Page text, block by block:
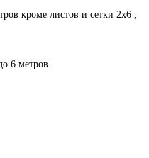
кроме листов и сетки 2х6 ,
6 метров